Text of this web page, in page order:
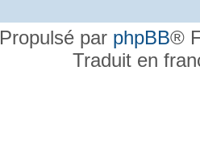
Propulsé par phpBB®
Traduit en